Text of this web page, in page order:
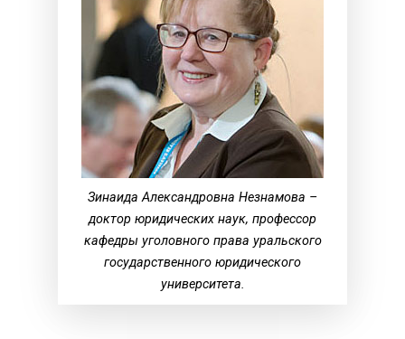
Зинаида Александровна Незнамова –
доктор юридических наук, профессор
кафедры уголовного права уральского
государственного юридического
университета.